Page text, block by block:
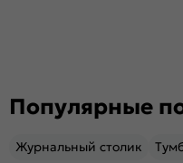
Популярные
Журнальный столик